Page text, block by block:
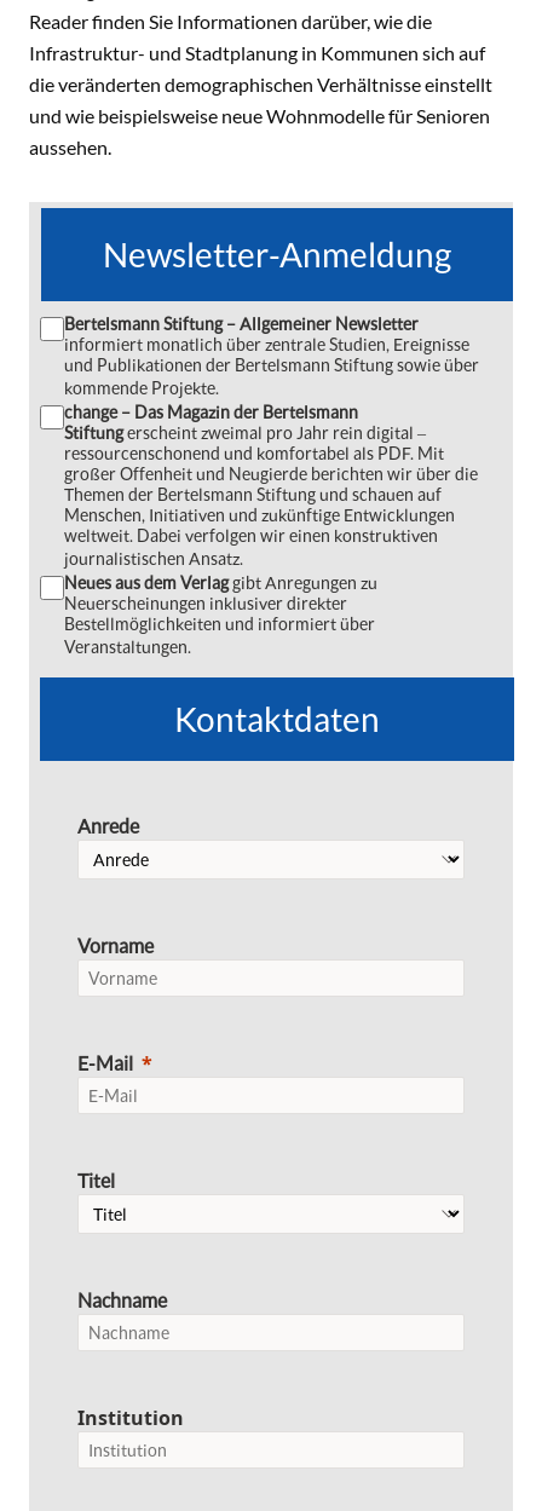
Reader finden Sie Informationen darüber, wie die
Infrastruktur- und Stadtplanung in Kommunen sich auf
die veränderten demographischen Verhältnisse einstellt
und wie beispielsweise neue Wohnmodelle für Senioren
aussehen.
Newsletter-Anmeldung
Bertelsmann Stiftung – Allgemeiner Newsletter
informiert monatlich über zentrale Studien, Ereignisse
und Publikationen der Bertelsmann Stiftung sowie über
kommende Projekte.
change – Das Magazin der Bertelsmann
Stiftungerscheint zweimal pro Jahr rein digital ‒
ressourcenschonend und komfortabel als PDF. Mit
großer Offenheit und Neugierde berichten wir über die
Themen der Bertelsmann Stiftung und schauen auf
Menschen, Initiativen und zukünftige Entwicklungen
weltweit. Dabei verfolgen wir einen konstruktiven
journalistischen Ansatz.
Neues aus dem Verlaggibt Anregungen zu
Neuerscheinungen inklusiver direkter
Bestellmöglichkeiten und informiert über
Veranstaltungen.
Kontaktdaten
Anrede
Vorname
E-Mail
Titel
Nachname
Institution